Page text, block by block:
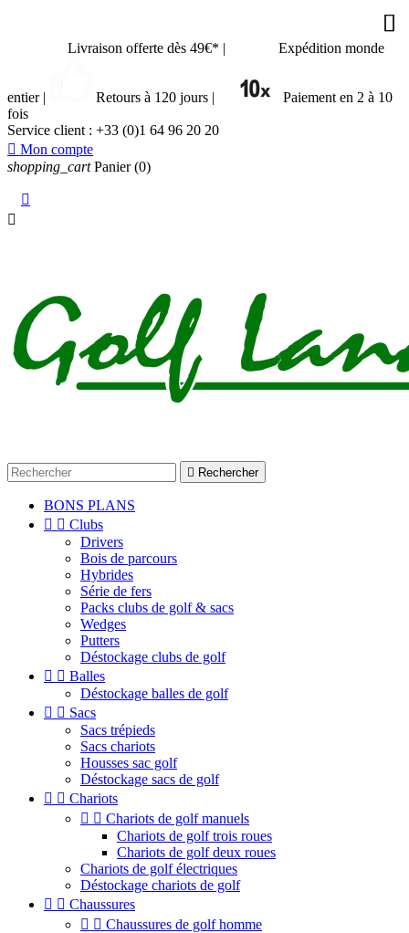
Livraison offerte dès 49€* | Expédition monde
entier | Retours à 120 jours |
Paiement en 2 à 10
fois
Service client : +33 (0)1 64 96 20 20
 Mon compte
shopping_cart Panier (0)


 Rechercher
BONS PLANS
  Clubs
Drivers
Bois de parcours
Hybrides
Série de fers
Packs clubs de golf & sacs
Wedges
Putters
Déstockage clubs de golf
  Balles
Déstockage balles de golf
  Sacs
Sacs trépieds
Sacs chariots
Housses sac golf
Déstockage sacs de golf
  Chariots
  Chariots de golf manuels
Chariots de golf trois roues
Chariots de golf deux roues
Chariots de golf électriques
Déstockage chariots de golf
  Chaussures
  Chaussures de golf homme





